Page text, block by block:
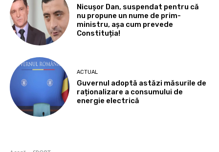
Nicușor Dan, suspendat pentru că
nu propune un nume de prim-
ministru, așa cum prevede
Constituția!
ACTUAL
Guvernul adoptă astăzi măsurile de
raționalizare a consumului de
energie electrică